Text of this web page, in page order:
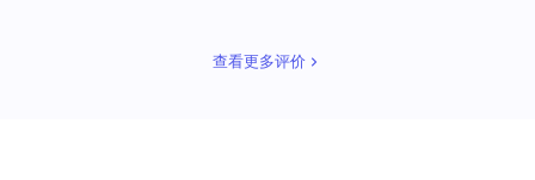
查看更多评价